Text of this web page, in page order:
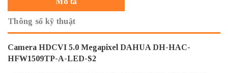
Thông số kỹ thuật
Camera HDCVI 5.0 Megapixel DAHUA DH-HAC-
HFW1509TP-A-LED-S2